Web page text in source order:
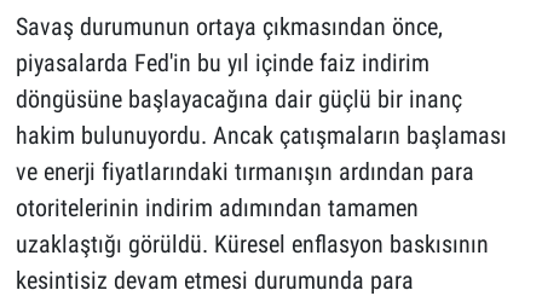
Savaş durumunun ortaya çıkmasından önce,
piyasalarda Fed'in bu yıl içinde faiz indirim
döngüsüne başlayacağına dair güçlü bir inanç
hakim bulunuyordu. Ancak çatışmaların başlaması
ve enerji fiyatlarındaki tırmanışın ardından para
otoritelerinin indirim adımından tamamen
uzaklaştığı görüldü. Küresel enflasyon baskısının
kesintisiz devam etmesi durumunda para